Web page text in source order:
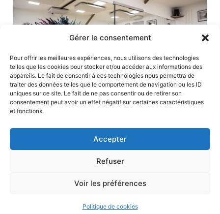
Gérer le consentement
Pour offrir les meilleures expériences, nous utilisons des technologies
telles que les cookies pour stocker et/ou accéder aux informations des
appareils. Le fait de consentir à ces technologies nous permettra de
traiter des données telles que le comportement de navigation ou les ID
uniques sur ce site. Le fait de ne pas consentir ou de retirer son
consentement peut avoir un effet négatif sur certaines caractéristiques
et fonctions.
Accepter
Refuser
Voir les préférences
Politique de cookies
ATELIER L DANSE, école de danse à Montbrison,
Mentions légales- 04 77 58 45 93 -